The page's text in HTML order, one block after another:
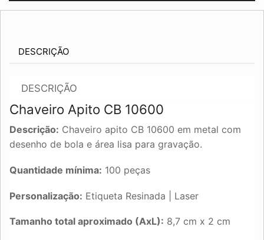
DESCRIÇÃO
DESCRIÇÃO
Chaveiro Apito CB 10600
Descrição: Chaveiro apito CB 10600 em metal com
desenho de bola e área lisa para gravação.
Quantidade mínima: 100 peças
Personalização: Etiqueta Resinada | Laser
Tamanho total aproximado (AxL): 8,7 cm x 2 cm